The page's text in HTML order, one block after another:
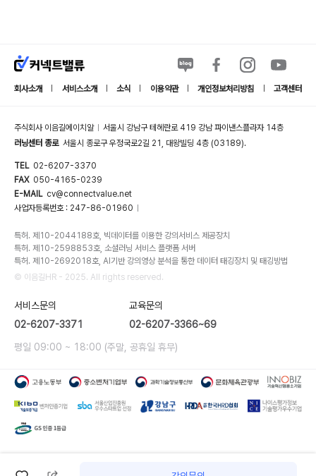
회사소개 서비스소개 소식 이용약관 개인정보처리방침 고객센터
주식회사 이음길에이치알
서울시 강남구 테헤란로 419 강남 파이낸스플라자 14층
러닝센터 종로 서울시 종로구 우정국로2길 21, 대왕빌딩 4층 (03189).
TEL 02-6207-3370
FAX 050-4165-0239
E-MAIL cv@connectvalue.net
사업자등록번호 : 247-86-01960
특허. 제10-2044188호, 빅데이터를 이용한 강의서비스 제공장치
특허. 제10-2598853호, 소셜러닝 서비스 플랫폼 서버
특허. 제10-2692018호, AI기반 강의영상 분석을 통한 데이터 태깅장치 및 태깅방법
© 이음길HR - 2025. All rights reserved.
서비스문의
02-6207-3371
교육문의
02-6207-3366~69
평일 09:00 ~ 18:00 (주말, 공휴일 휴무)